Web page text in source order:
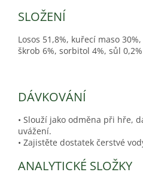
SLOŽENÍ
Losos 51,8%, kuřecí maso
škrob 6%, sorbitol 4%, sůl 0,2%
DÁVKOVÁNÍ
• Slouží jako odměna při hře,
uvážení.
• Zajistěte dostatek čerstvé
ANALYTICKÉ SLOŽKY